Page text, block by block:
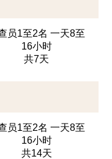
员1至2名 一天8至
16小时
共7天
员1至2名 一天8至
16小时
共14天